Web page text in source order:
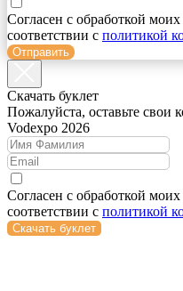
Согласен с обработкой
соответствии с политикой
Отправить
Cкачать буклет
Пожалуйста, оставьте свои
Vodexpo 2026
Согласен с обработкой
соответствии с политикой
Скачать буклет